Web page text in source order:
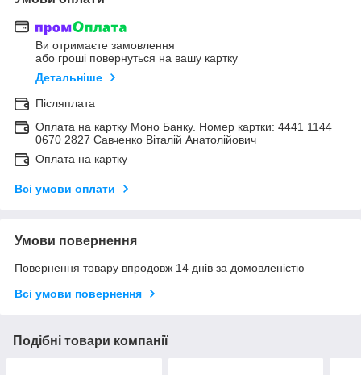
Ви отримаєте замовлення
або гроші повернуться на вашу картку
Детальніше
Післяплата
Оплата на картку Моно Банку. Номер картки: 4441 1144
0670 2827 Савченко Віталій Анатолійович
Оплата на картку
Всі умови оплати
Умови повернення
Повернення товару впродовж 14 днів за домовленістю
Всі умови повернення
Подібні товари компанії